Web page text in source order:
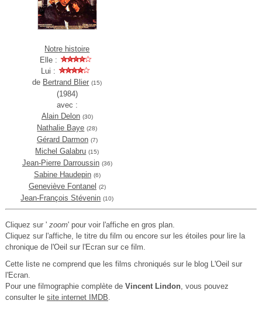
Notre histoire
Elle :
Lui :
de Bertrand Blier (15)
(1984)
avec :
Alain Delon (30)
Nathalie Baye (28)
Gérard Darmon (7)
Michel Galabru (15)
Jean-Pierre Darroussin (36)
Sabine Haudepin (6)
Geneviève Fontanel (2)
Jean-François Stévenin (10)
Cliquez sur ' zoom' pour voir l'affiche en gros plan.
Cliquez sur l'affiche, le titre du film ou encore sur les étoiles pour lire la
chronique de l'Oeil sur l'Ecran sur ce film.
Cette liste ne comprend que les films chroniqués sur le blog L'Oeil sur
l'Ecran.
Pour une filmographie complète de Vincent Lindon, vous pouvez
consulter le site internet IMDB.